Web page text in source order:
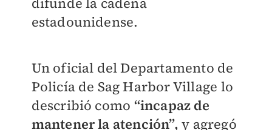
estadounidense.
Un oficial del Departamento de
Policía de Sag Harbor Village lo
describió como “incapaz de
mantener la atención”, y agregó